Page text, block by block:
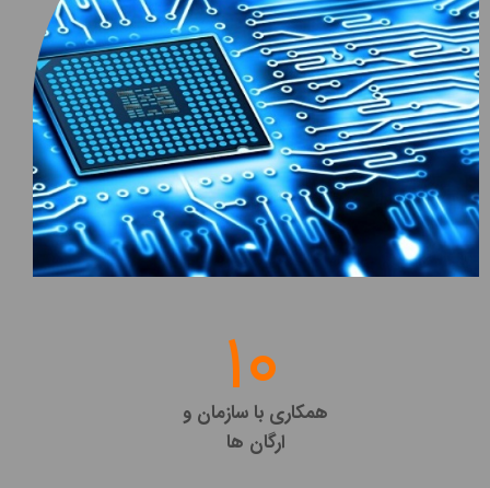
همکاری با سازمان و
ارگان ها
10